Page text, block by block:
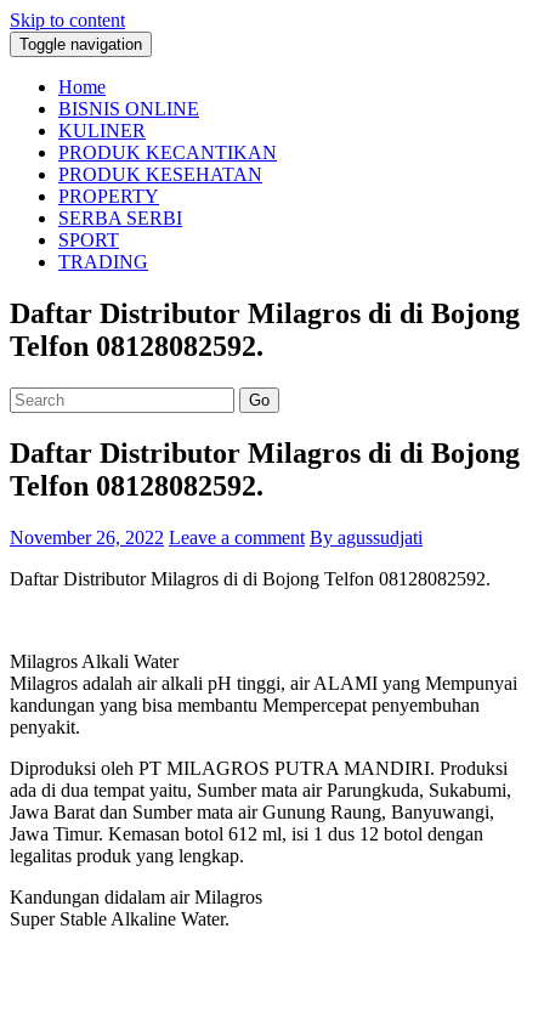
Skip to content
Toggle navigation
Home
BISNIS ONLINE
KULINER
PRODUK KECANTIKAN
PRODUK KESEHATAN
PROPERTY
SERBA SERBI
SPORT
TRADING
Daftar Distributor Milagros di di Bojong
Telfon 08128082592.
Go
Daftar Distributor Milagros di di Bojong
Telfon 08128082592.
November 26, 2022 Leave a comment By agussudjati
Daftar Distributor Milagros di di Bojong Telfon 08128082592.
Milagros Alkali Water
Milagros adalah air alkali pH tinggi, air ALAMI yang Mempunyai
kandungan yang bisa membantu Mempercepat penyembuhan
penyakit.
Diproduksi oleh PT MILAGROS PUTRA MANDIRI. Produksi
ada di dua tempat yaitu, Sumber mata air Parungkuda, Sukabumi,
Jawa Barat dan Sumber mata air Gunung Raung, Banyuwangi,
Jawa Timur. Kemasan botol 612 ml, isi 1 dus 12 botol dengan
legalitas produk yang lengkap.
Kandungan didalam air Milagros
Super Stable Alkaline Water.